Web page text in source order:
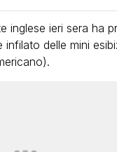
inglese ieri sera ha
delle mini